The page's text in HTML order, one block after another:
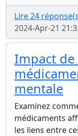
Lire 24
2024-Apr-21
Impact de
mentale
Examinez
médicaments
les liens entre